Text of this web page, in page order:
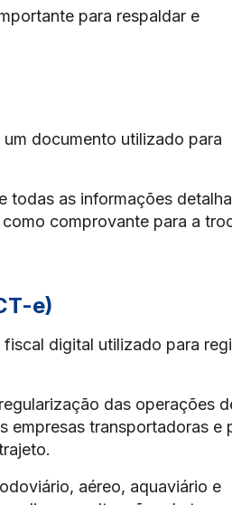
para respaldar e
documento utilizado para
todas as informações
comprovante para a
e)
digital utilizado para
das operações
empresas transportadoras e
aéreo, aquaviário e